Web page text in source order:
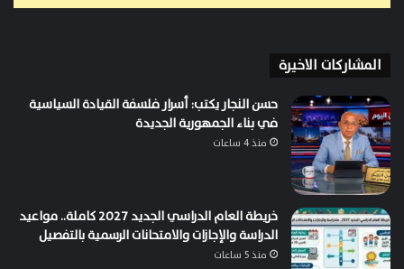
المشاركات الاخيرة
حسن النجار يكتب: أسرار فلسفة القيادة السياسية
في بناء الجمهورية الجديدة
منذ 4 ساعات
خريطة العام الدراسي الجديد 2027 كاملة.. مواعيد
الدراسة والإجازات والامتحانات الرسمية بالتفصيل
منذ 5 ساعات